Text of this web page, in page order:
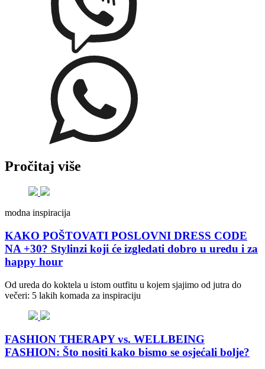
Pročitaj više
modna inspiracija
KAKO POŠTOVATI POSLOVNI DRESS CODE
NA +30? Stylinzi koji će izgledati dobro u uredu i za
happy hour
Od ureda do koktela u istom outfitu u kojem sjajimo od jutra do
večeri: 5 lakih komada za inspiraciju
FASHION THERAPY vs. WELLBEING
FASHION: Što nositi kako bismo se osjećali bolje?